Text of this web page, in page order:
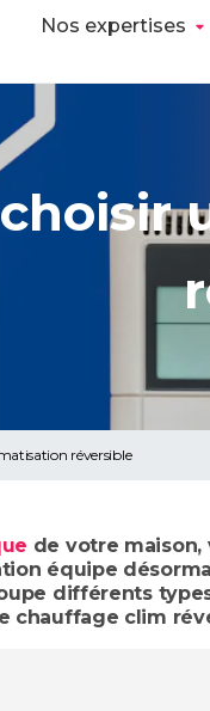
Nos expertises
réversible
de votre
équipe
différents
chauffage clim